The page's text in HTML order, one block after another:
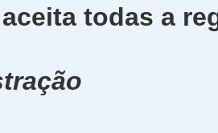
todas a